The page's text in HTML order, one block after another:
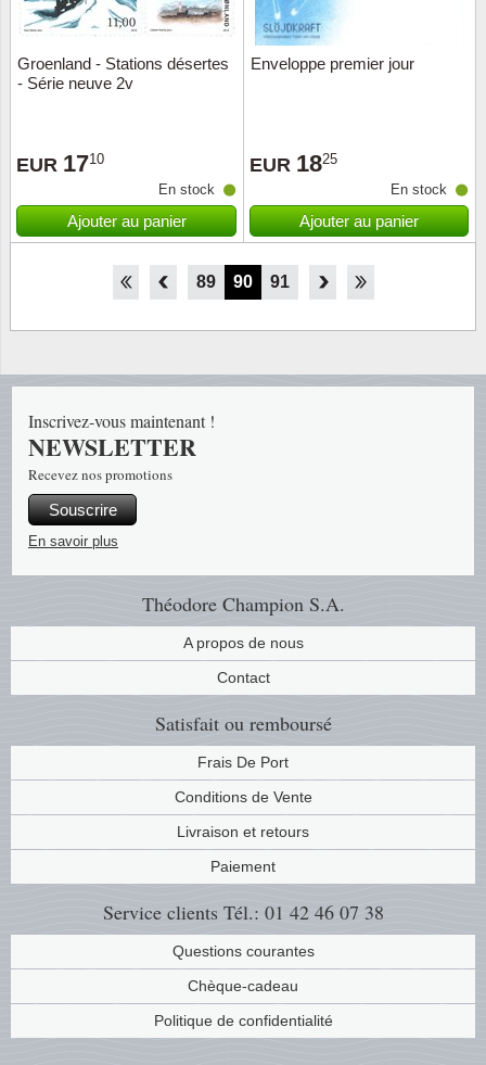
Groenland - Stations désertes
- Série neuve 2v
EUR 1710
En stock
Ajouter au panier
Enveloppe premier jour
EUR 1825
En stock
Ajouter au panier
87 88 89 90 91 92 93
Théodore Champion S.A.
A propos de nous
Contact
Satisfait ou remboursé
Frais De Port
Conditions de Vente
Livraison et retours
Paiement
Service clients Tél.: 01 42 46 07 38
Questions courantes
Chèque-cadeau
Politique de confidentialité
Inscrivez-vous maintenant !
NEWSLETTER
Recevez nos promotions
Souscrire
En savoir plus